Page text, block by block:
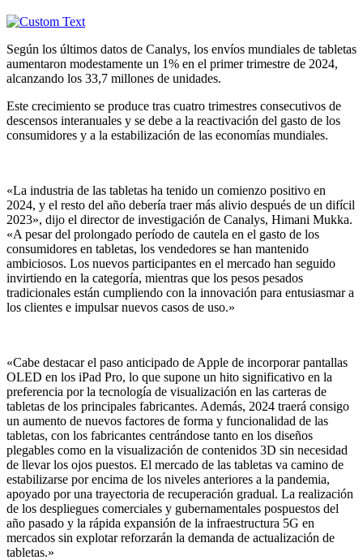
Según los últimos datos de Canalys, los envíos mundiales de tabletas
aumentaron modestamente un 1% en el primer trimestre de 2024,
alcanzando los 33,7 millones de unidades.
Este crecimiento se produce tras cuatro trimestres consecutivos de
descensos interanuales y se debe a la reactivación del gasto de los
consumidores y a la estabilización de las economías mundiales.
«La industria de las tabletas ha tenido un comienzo positivo en
2024, y el resto del año debería traer más alivio después de un difícil
2023», dijo el director de investigación de Canalys, Himani Mukka.
«A pesar del prolongado período de cautela en el gasto de los
consumidores en tabletas, los vendedores se han mantenido
ambiciosos. Los nuevos participantes en el mercado han seguido
invirtiendo en la categoría, mientras que los pesos pesados
tradicionales están cumpliendo con la innovación para entusiasmar a
los clientes e impulsar nuevos casos de uso.»
«Cabe destacar el paso anticipado de Apple de incorporar pantallas
OLED en los iPad Pro, lo que supone un hito significativo en la
preferencia por la tecnología de visualización en las carteras de
tabletas de los principales fabricantes. Además, 2024 traerá consigo
un aumento de nuevos factores de forma y funcionalidad de las
tabletas, con los fabricantes centrándose tanto en los diseños
plegables como en la visualización de contenidos 3D sin necesidad
de llevar los ojos puestos. El mercado de las tabletas va camino de
estabilizarse por encima de los niveles anteriores a la pandemia,
apoyado por una trayectoria de recuperación gradual. La realización
de los despliegues comerciales y gubernamentales pospuestos del
año pasado y la rápida expansión de la infraestructura 5G en
mercados sin explotar reforzarán la demanda de actualización de
tabletas.»